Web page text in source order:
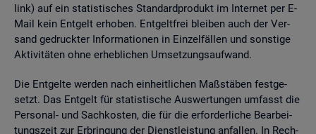
link) auf ein sta­tis­ti­sches Stan­dard­pro­dukt im In­ter­net per E-
Mail kein Ent­gelt er­ho­ben. Ent­gelt­frei blei­ben auch der Ver­
sand ge­druck­ter In­for­ma­tio­nen in Ein­zel­fäl­len und sons­ti­ge
Ak­ti­vi­tä­ten ohne er­heb­li­chen Um­set­zungs­auf­wand.
Die Ent­gel­te wer­den nach ein­heit­li­chen Maß­stä­ben fest­ge­
setzt. Das Ent­gelt für sta­tis­ti­sche Aus­wer­tun­gen um­fasst die
Per­so­nal- und Sach­kos­ten, die für die er­for­der­li­che Be­ar­bei­
tungs­zeit zur Er­brin­gung der Dienst­leis­tung an­fal­len. In Rech­